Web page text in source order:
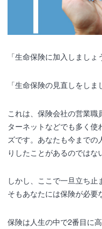
「生命保険に加入しましょ
「生命保険の見直しをしま
これは、保険会社の営業
ターネットなどでも多く
ズです。あなたも今までの
りしたことがあるのではな
しかし、ここで一旦立ち
そもあなたには保険が必要
保険は人生の中で2番目に